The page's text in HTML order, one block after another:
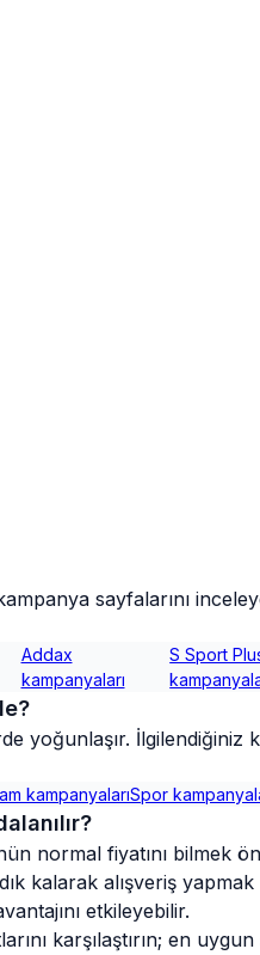
sayfalarını
Addax
kampanyaları
S Sport
yoğunlaşır.
kampanyalarıSpor
normal fiyatını bilmek
kalarak alışveriş
etkileyebilir.
karşılaştırın; en